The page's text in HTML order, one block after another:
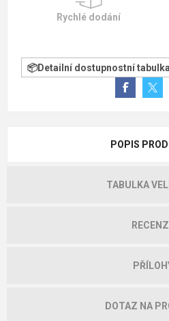
Rychlé dodání
Detailní dostupnostní tabulka
POPIS
TABULKA
DOTAZ NA